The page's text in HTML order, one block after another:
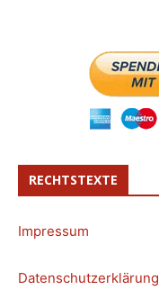
RECHTSTEXTE
Impressum
Datenschutzerklärung